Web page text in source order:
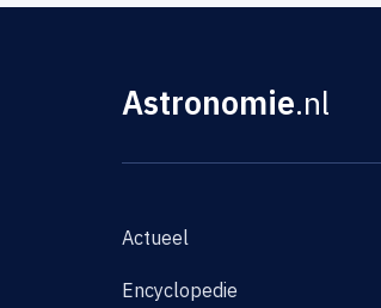
Astronomie.nl
Actueel
Encyclopedie